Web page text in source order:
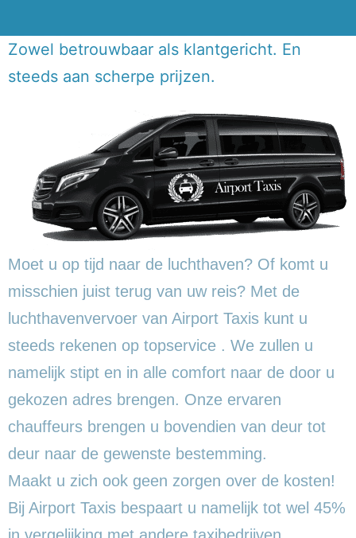
Zowel betrouwbaar als klantgericht. En
steeds aan scherpe prijzen.
Moet u op tijd naar de luchthaven? Of komt u
misschien juist terug van uw reis? Met de
luchthavenvervoer van Airport Taxis kunt u
steeds rekenen op topservice . We zullen u
namelijk stipt en in alle comfort naar de door u
gekozen adres brengen. Onze ervaren
chauffeurs brengen u bovendien van deur tot
deur naar de gewenste bestemming.
Maakt u zich ook geen zorgen over de kosten!
Bij Airport Taxis bespaart u namelijk tot wel 45%